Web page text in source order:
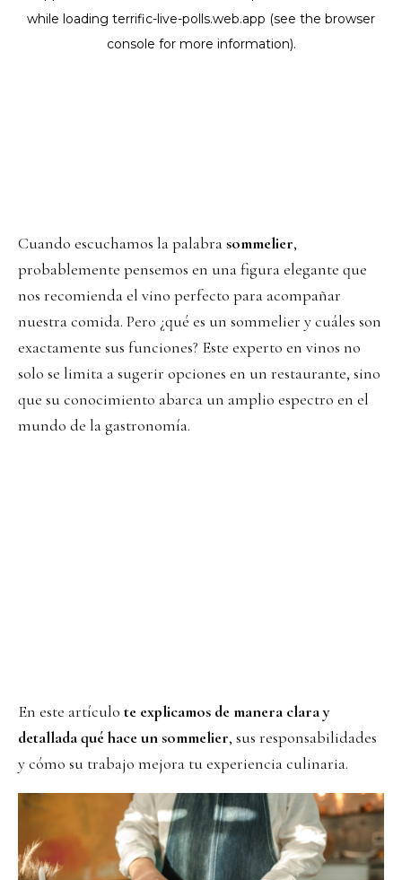
Cuando escuchamos la palabrasommelier,
probablemente pensemos en una figura elegante que
nos recomienda el vino perfecto para acompañar
nuestra comida. Pero ¿qué es un sommelier y cuáles son
exactamente sus funciones? Este experto en vinos no
solo se limita a sugerir opciones en un restaurante, sino
que su conocimiento abarca un amplio espectro en el
mundo de la gastronomía.
En este artículo te explicamos de manera clara y
detallada qué hace un sommelier, sus responsabilidades
y cómo su trabajo mejora tu experiencia culinaria.